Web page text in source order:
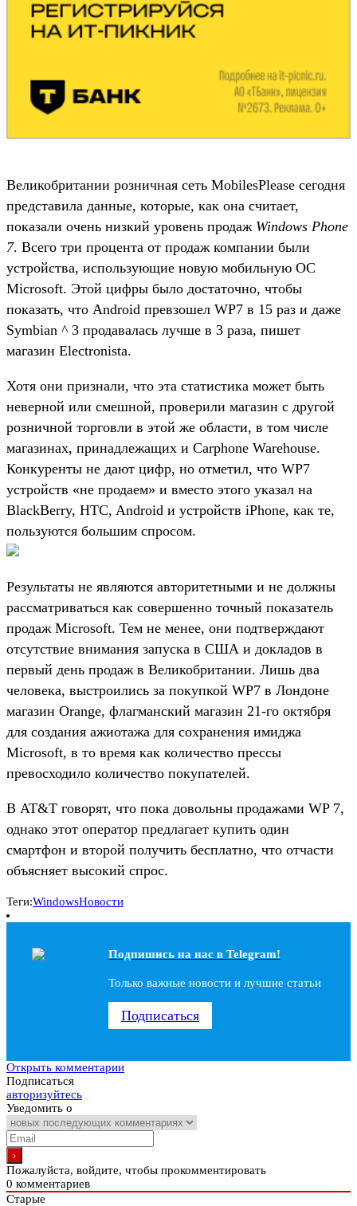
Великобритании розничная сеть MobilesPlease сегодня
представила данные, которые, как она считает,
показали очень низкий уровень продаж Windows Phone
7. Всего три процента от продаж компании были
устройства, использующие новую мобильную ОС
Microsoft. Этой цифры было достаточно, чтобы
показать, что Android превзошел WP7 в 15 раз и даже
Symbian ^ 3 продавалась лучше в 3 раза, пишет
магазин Electronista.
Хотя они признали, что эта статистика может быть
неверной или смешной, проверили магазин с другой
розничной торговли в этой же области, в том числе
магазинах, принадлежащих и Carphone Warehouse.
Конкуренты не дают цифр, но отметил, что WP7
устройств «не продаем» и вместо этого указал на
BlackBerry, HTC, Android и устройств iPhone, как те,
пользуются большим спросом.
Результаты не являются авторитетными и не должны
рассматриваться как совершенно точный показатель
продаж Microsoft. Тем не менее, они подтверждают
отсутствие внимания запуска в США и докладов в
первый день продаж в Великобритании. Лишь два
человека, выстроились за покупкой WP7 в Лондоне
магазин Orange, флагманский магазин 21-го октября
для создания ажиотажа для сохранения имиджа
Microsoft, в то время как количество прессы
превосходило количество покупателей.
В AT&T говорят, что пока довольны продажами WP 7,
однако этот оператор предлагает купить один
смартфон и второй получить бесплатно, что отчасти
объясняет высокий спрос.
Теги:WindowsНовости
Подпишись на наc в Telegram!
Только важные новости и лучшие статьи
Подписаться
Открыть комментарии
Подписаться
авторизуйтесь
Уведомить о
Пожалуйста, войдите, чтобы прокомментировать
0 комментариев
Старые